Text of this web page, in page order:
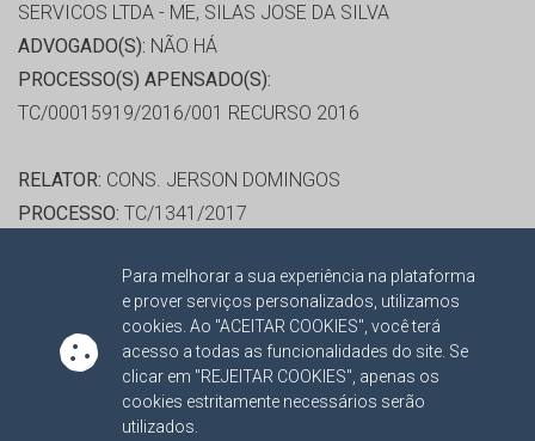
Para melhorar a sua experiência na plataforma
e prover serviços personalizados, utilizamos
cookies. Ao "ACEITAR COOKIES", você terá
acesso a todas as funcionalidades do site. Se
clicar em "REJEITAR COOKIES", apenas os
cookies estritamente necessários serão
utilizados.
SERVICOS LTDA - ME, SILAS JOSE DA SILVA
ADVOGADO(S): NÃO HÁ
PROCESSO(S) APENSADO(S):
TC/00015919/2016/001 RECURSO 2016
RELATOR: CONS. JERSON DOMINGOS
PROCESSO: TC/1341/2017
DE ENGENHARIA E MEIO AMBIENTE 2017
PROTOCOLO: 1780370
ORGÃO:
PREFEITURA MUNICIPAL DE TRES LAGOAS
INTERESSADO(S):JOSÉ PEREIRA DA SILVA
ADVOGADO(S):NÃO HÁ